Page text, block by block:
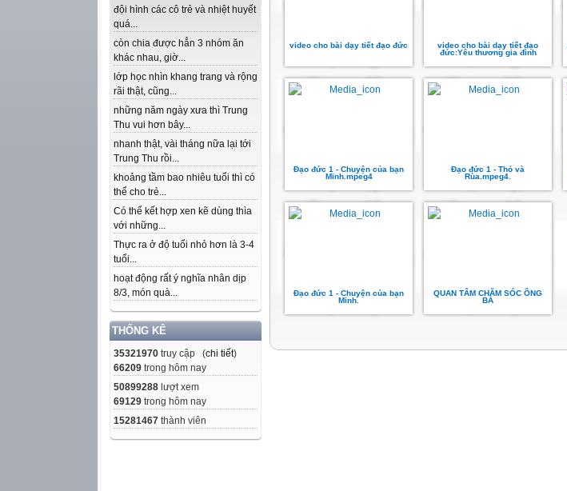
đội hình các cô trẻ và nhiệt huyết
quá...
còn chia được hẳn 3 nhóm ăn
khác nhau, giờ...
lớp học nhìn khang trang và rộng
rãi thật, cũng...
những năm ngày xưa thì Trung
Thu vui hơn bây...
nhanh thật, vài tháng nữa lại tới
Trung Thu rồi...
khoảng tầm bao nhiêu tuổi thì có
thể cho trẻ...
Có thể kết hợp xen kẽ dùng thìa
với những...
Thực ra ở độ tuổi nhỏ hơn là 3-4
tuổi...
hoạt động rất ý nghĩa nhân dịp
8/3, món quà...
THỐNG KÊ
35321970 truy cập (chi tiết)
66209 trong hôm nay
50899288 lượt xem
69129 trong hôm nay
15281467 thành viên
video cho bài dạy tiết đạo đức
video cho bài dạy tiết đạo
đức:Yêu thương gia đình
Đạo đức 1 - Chuyện của bạn
Minh.mpeg4
Đạo đức 1 - Thỏ và
Rùa.mpeg4.
Đạo đức 1 - Chuyện của bạn
Minh.
QUAN TÂM CHĂM SÓC ÔNG
BÀ